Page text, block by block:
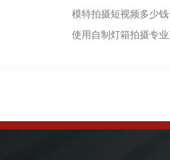
模特拍摄短视频多少
使用自制灯箱拍摄专